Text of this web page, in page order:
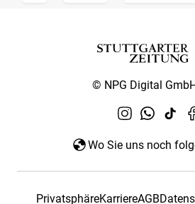
© NPG Digital
Wo Sie uns noch
PrivatsphäreKarriereAGB